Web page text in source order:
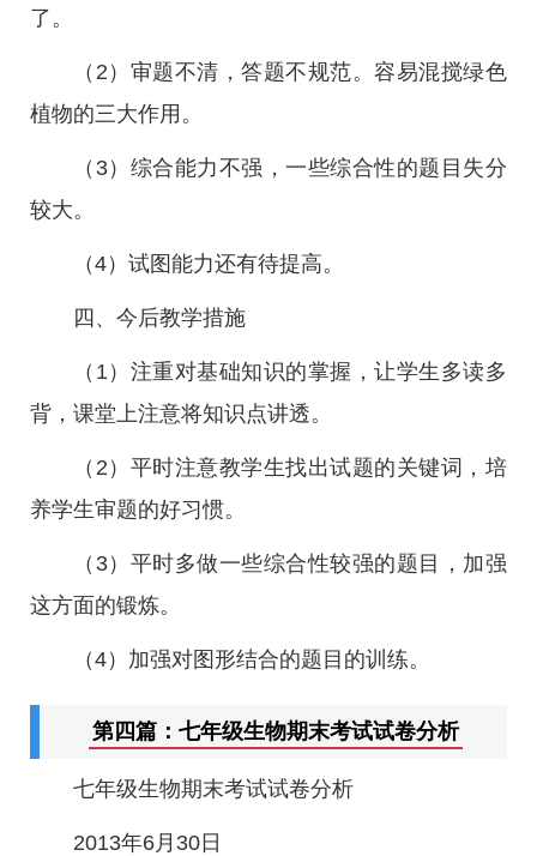
了。
（2）审题不清，答题不规范。容易混搅绿色
植物的三大作用。
（3）综合能力不强，一些综合性的题目失分
较大。
（4）试图能力还有待提高。
四、今后教学措施
（1）注重对基础知识的掌握，让学生多读多
背，课堂上注意将知识点讲透。
（2）平时注意教学生找出试题的关键词，培
养学生审题的好习惯。
（3）平时多做一些综合性较强的题目，加强
这方面的锻炼。
（4）加强对图形结合的题目的训练。
第四篇：七年级生物期末考试试卷分析
七年级生物期末考试试卷分析
2013年6月30日